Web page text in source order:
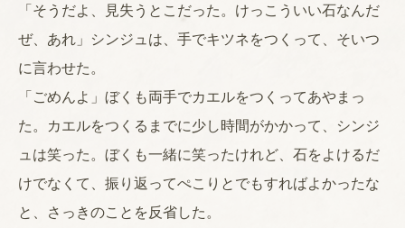
「そうだよ、見失うとこだった。けっこういい石なんだ
ぜ、あれ」シンジュは、手でキツネをつくって、そいつ
に言わせた。
「ごめんよ」ぼくも両手でカエルをつくってあやまっ
た。カエルをつくるまでに少し時間がかかって、シンジ
ュは笑った。ぼくも一緒に笑ったけれど、石をよけるだ
けでなくて、振り返ってぺこりとでもすればよかったな
と、さっきのことを反省した。